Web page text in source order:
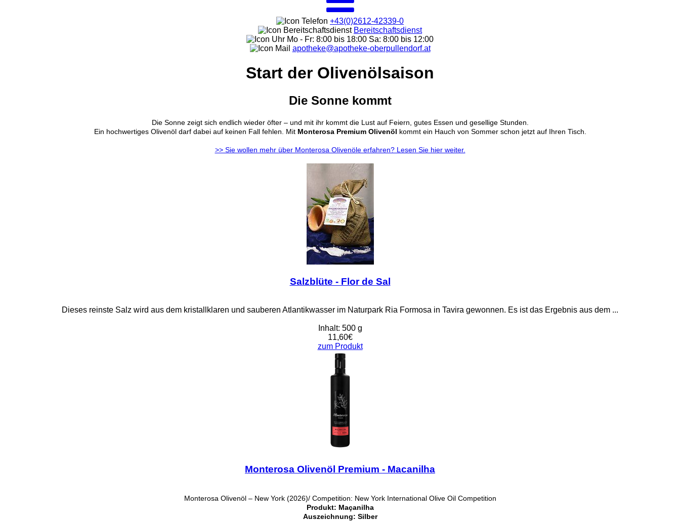
+43(0)2612-42339-0
Bereitschaftsdienst
Mo - Fr: 8:00 bis 18:00 Sa: 8:00 bis 12:00
apotheke@apotheke-oberpullendorf.at
Start der Olivenölsaison
Die Sonne kommt
Die Sonne zeigt sich endlich wieder öfter – und mit ihr kommt die Lust auf Feiern, gutes Essen und gesellige Stunden.
Ein hochwertiges Olivenöl darf dabei auf keinen Fall fehlen. Mit Monterosa Premium Olivenöl kommt ein Hauch von Sommer schon jetzt auf Ihren Tisch.
>> Sie wollen mehr über Monterosa Olivenöle erfahren? Lesen Sie hier weiter.
Salzblüte - Flor de Sal
Dieses reinste Salz wird aus dem kristallklaren und sauberen Atlantikwasser im Naturpark Ria Formosa in Tavira gewonnen. Es ist das Ergebnis aus dem ...
Inhalt: 500 g
11,60€
zum Produkt
Monterosa Olivenöl Premium - Macanilha
Monterosa Olivenöl – New York (2026)/ Competition: New York International Olive Oil Competition
Produkt: Maçanilha
Auszeichnung: Silber